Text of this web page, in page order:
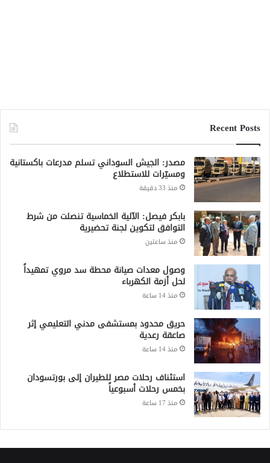
صاعقة رعدية
بخمس رحلات أسبوعياً
منذ 17 ساعة
جميع الحقوق محفوظة لشبكة صقر الجديان الإخبارية 2021